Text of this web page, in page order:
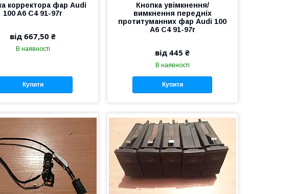
корректора фар Audi
100 A6 C4 91-97г
від 667,50 ₴
В наявності
Купити
Кнопка увімкнення/
вимкнення передніх
протитуманних фар Audi 100
A6 C4 91-97г
від 445 ₴
В наявності
Купити